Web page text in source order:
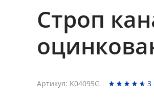
Строп
Артикул: K04095G 3